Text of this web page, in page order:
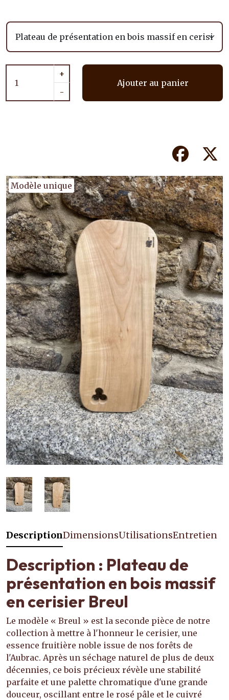
Modèle unique
+
-
Ajouter au panier
Facebook
DescriptionDimensionsUtilisationsEntretien
Description : Plateau de
présentation en bois massif
en cerisier Breul
Le modèle « Breul » est la seconde pièce de notre
collection à mettre à l'honneur le cerisier, une
essence fruitière noble issue de nos forêts de
l'Aubrac. Après un séchage naturel de plus de deux
décennies, ce bois précieux révèle une stabilité
parfaite et une palette chromatique d'une grande
douceur, oscillant entre le rosé pâle et le cuivré